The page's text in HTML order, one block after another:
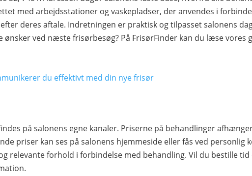
med arbejdsstationer og vaskepladser, der anvendes i
deres aftale. Indretningen er praktisk og tilpasset salonens
ved næste frisørbesøg? På FrisørFinder kan du læse vores
du effektivt med din nye frisør
på salonens egne kanaler. Priserne på behandlinger
priser kan ses på salonens hjemmeside eller fås ved personlig
relevante forhold i forbindelse med behandling. Vil du bestille tid